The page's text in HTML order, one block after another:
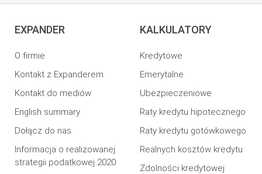
EXPANDER
O firmie
Kontakt z Expanderem
Kontakt do mediów
English summary
Dołącz do nas
Informacja o realizowanej
strategii podatkowej 2020
KALKULATORY
Kredytowe
Emerytalne
Ubezpieczeniowe
Raty kredytu hipotecznego
Raty kredytu gotówkowego
Realnych kosztów kredytu
Zdolności kredytowej